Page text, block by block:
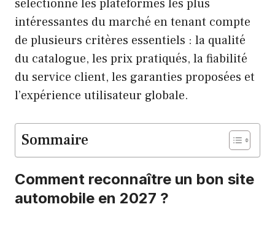
sélectionné les plateformes les plus
intéressantes du marché en tenant compte
de plusieurs critères essentiels : la qualité
du catalogue, les prix pratiqués, la fiabilité
du service client, les garanties proposées et
l’expérience utilisateur globale.
Sommaire
Comment reconnaître un bon site
automobile en 2027 ?